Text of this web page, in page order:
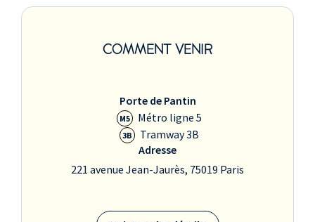
COMMENT VENIR
Porte de Pantin
M5 Métro ligne 5
3B
Tramway 3B
Adresse
221 avenue Jean-Jaurès, 75019 Paris